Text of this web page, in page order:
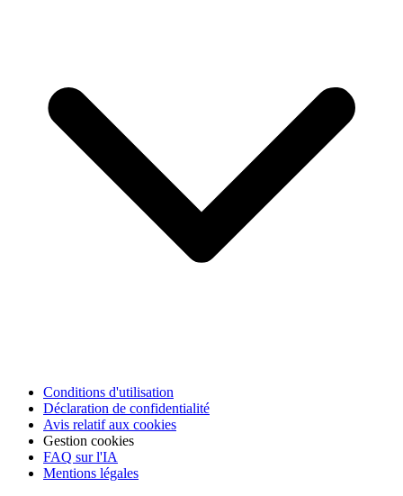
Conditions d'utilisation
Déclaration de confidentialité
Avis relatif aux cookies
Gestion cookies
FAQ sur l'IA
Mentions légales